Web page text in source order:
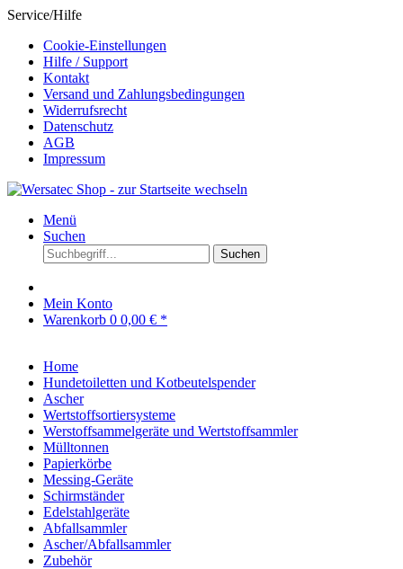
Service/Hilfe
Cookie-Einstellungen
Hilfe / Support
Kontakt
Versand und Zahlungsbedingungen
Widerrufsrecht
Datenschutz
AGB
Impressum
Menü
Suchen
Suchen
Mein Konto
Warenkorb 0 0,00 € *
Home
Hundetoiletten und Kotbeutelspender
Ascher
Wertstoffsortiersysteme
Werstoffsammelgeräte und Wertstoffsammler
Mülltonnen
Papierkörbe
Messing-Geräte
Schirmständer
Edelstahlgeräte
Abfallsammler
Ascher/Abfallsammler
Zubehör